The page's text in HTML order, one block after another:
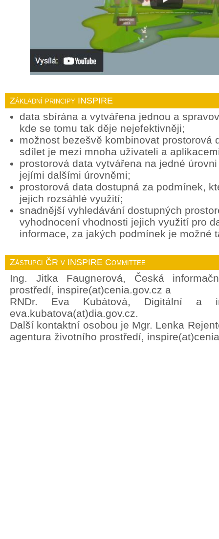
Základní principy INSPIRE
data sbírána a vytvářena jednou a
kde se tomu tak děje nejefektivněji;
možnost bezešvě kombinovat prostorová
sdílet je mezi mnoha uživateli a
prostorová data vytvářena na jedné
jejími dalšími úrovněmi;
prostorová data dostupná za podmínek,
jejich rozsáhlé využití;
snadnější vyhledávání dostupných
vyhodnocení vhodnosti jejich využití pro
informace, za jakých podmínek je možné
Zástupci ČR v INSPIRE Committee
Ing. Jitka Faugnerová, Česká
prostředí, inspire(at)cenia.gov.cz a
RNDr. Eva Kubátová, Digitální a
eva.kubatova(at)dia.gov.cz.
Další kontaktní osobou je Mgr. Lenka
agentura životního prostředí,